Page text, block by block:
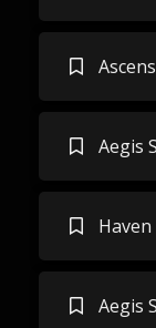
Aegis
Aegis